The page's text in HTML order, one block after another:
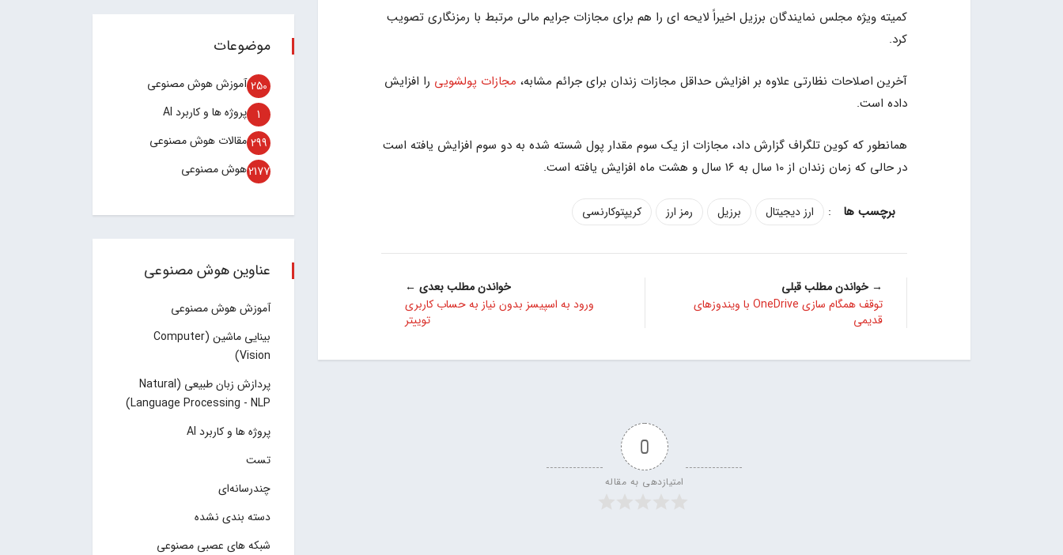
کمیته ویژه مجلس نمایندگان برزیل اخیراً لایحه ای را هم برای مجازات جرایم مالی مرتبط با رمزنگاری تصویب
کرد.
آخرین اصلاحات نظارتی علاوه بر افزایش حداقل مجازات زندان برای جرائم مشابه، مجازات پولشویی را افزایش
داده است.
همانطور که کوین تلگراف گزارش داد، مجازات از یک سوم مقدار پول شسته شده به دو سوم افزایش یافته است
در حالی که زمان زندان از 10 سال به 16 سال و هشت ماه افزایش یافته است.
: ارز دیجیتال برزیل رمز ارز کریپتوکارنسی
→ خواندن مطلب قبلی
توقف همگام سازی OneDrive با ویندوزهای
قدیمی
خواندن مطلب بعدی ←
ورود به اسپیسز بدون نیاز به حساب کاربری
توییتر
0
امتیازدهی به مقاله
موضوعات
آموزش هوش مصنوعی 250
پروژه ها و کاربرد AI 1
مقالات هوش مصنوعی 299
هوش مصنوعی2177
عناوین هوش مصنوعی
آموزش هوش مصنوعی
بینایی ماشین (Computer
Vision)
پردازش زبان طبیعی (Natural
Language Processing - NLP)
پروژه ها و کاربرد AI
تست
چند‌‌رسانه‌ای
دسته بندی نشده
شبکه های عصبی مصنوعی